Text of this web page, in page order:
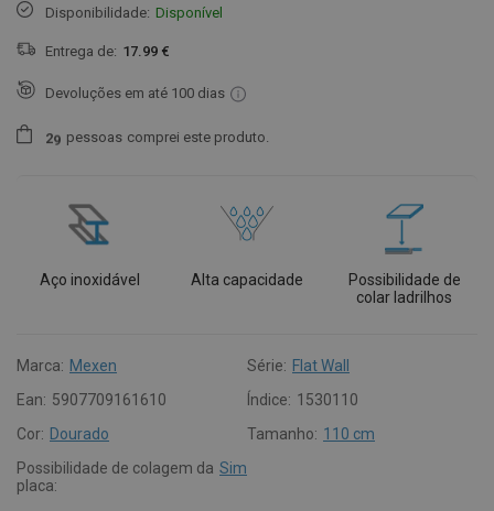
Disponibilidade: Disponível
Entrega de: 17.99 €
Devoluções em até 100 dias
29 pessoas comprei este produto.
Aço inoxidável Alta capacidade
Possibilidade de
colar ladrilhos
Marca: Mexen Série: Flat Wall
Ean: 5907709161610 Índice: 1530110
Cor: Dourado Tamanho: 110 cm
Possibilidade de colagem da
placa:
Sim